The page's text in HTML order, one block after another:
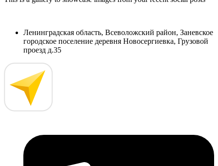
Ленинградская область, Всеволожский район, Заневское
городское поселение деревня Новосергиевка, Грузовой
проезд д.35